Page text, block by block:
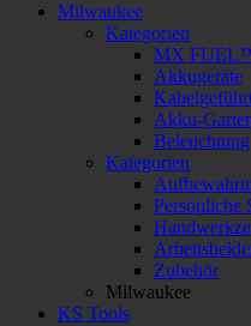
Milwaukee
Kategorien
MX
Akkugeräte
Akku-
Beleuchtung
Kategorien
Persönliche
Zubehör
Milwaukee
KS Tools